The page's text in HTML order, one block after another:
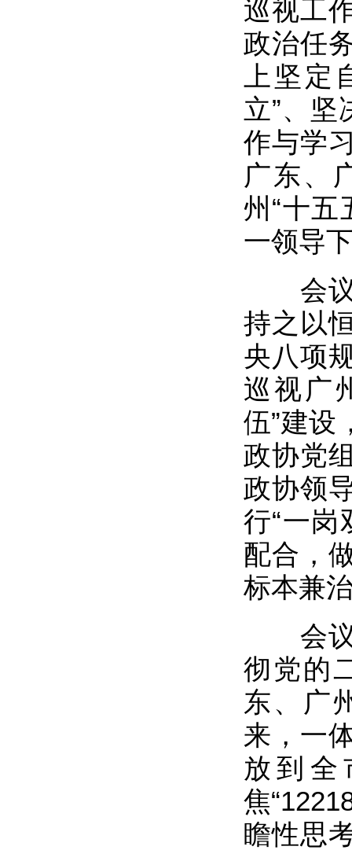
巡视工
政治任
上坚
立”、坚
作与学
广东、
州“十五
一领导
会议
持之以
央八项
巡视广
伍”建设
政协党
政协领
行“一岗
配合，
标本兼
会议
彻党的
东、广
来，一
放到全
焦
瞻性思